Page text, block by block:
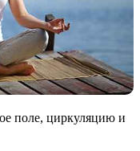
поле, циркуляцию и